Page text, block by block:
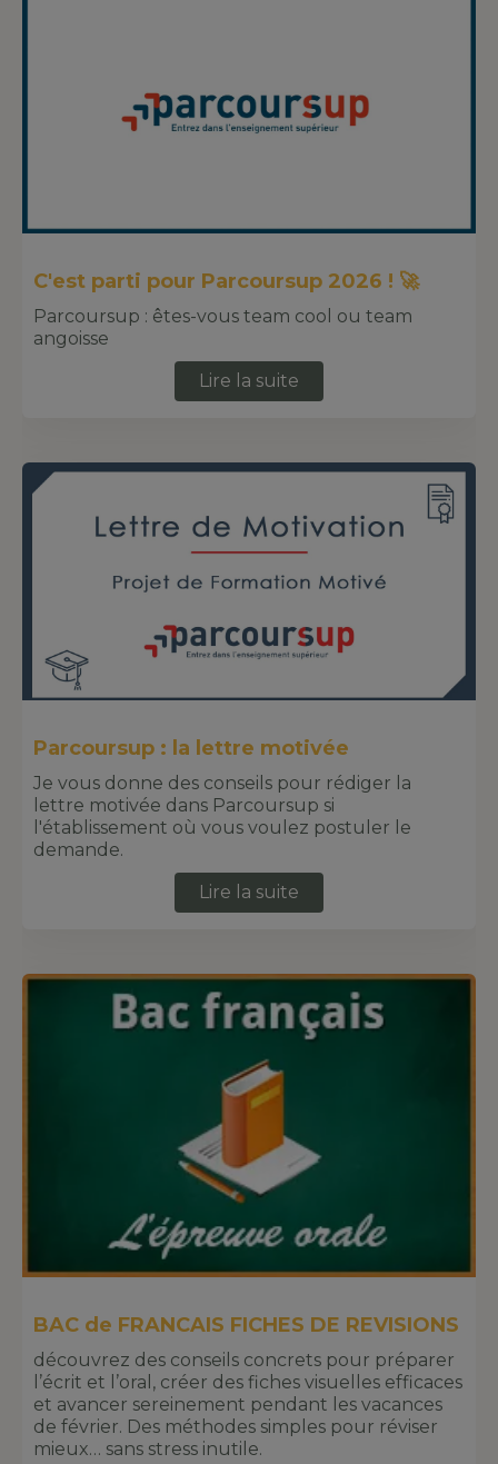
C'est parti pour Parcoursup 2026 ! 🚀
Parcoursup : êtes-vous team cool ou team
angoisse
Lire la suite
Parcoursup : la lettre motivée
Je vous donne des conseils pour rédiger la
lettre motivée dans Parcoursup si
l'établissement où vous voulez postuler le
demande.
Lire la suite
BAC de FRANCAIS FICHES DE REVISIONS
découvrez des conseils concrets pour préparer
l’écrit et l’oral, créer des fiches visuelles efficaces
et avancer sereinement pendant les vacances
de février. Des méthodes simples pour réviser
mieux… sans stress inutile.